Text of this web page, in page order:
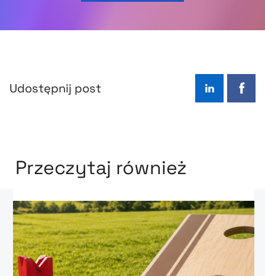
Udostępnij post LinkedIn
Przeczytaj również